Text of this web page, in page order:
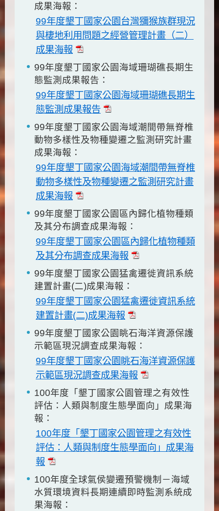
成果海報：
99年度墾丁國家公園台灣獼猴族群現況
與棲地利用問題之經營管理計畫（二）
成果海報
99年度墾丁國家公園海域珊瑚礁長期生
態監測成果報告：
99年度墾丁國家公園海域珊瑚礁長期生
態監測成果報告
99年度墾丁國家公園海域潮間帶無脊椎
動物多樣性及物種變遷之監測研究計畫
成果海報：
99年度墾丁國家公園海域潮間帶無脊椎
動物多樣性及物種變遷之監測研究計畫
成果海報
99年度墾丁國家公園區內歸化植物種類
及其分布調查成果海報：
99年度墾丁國家公園區內歸化植物種類
及其分布調查成果海報
99年度墾丁國家公園猛禽遷徙資訊系統
建置計畫(二)成果海報：
99年度墾丁國家公園猛禽遷徙資訊系統
建置計畫(二)成果海報
99年度墾丁國家公園眺石海洋資源保護
示範區現況調查成果海報：
99年度墾丁國家公園眺石海洋資源保護
示範區現況調查成果海報
100年度「墾丁國家公園管理之有效性
評估：人類與制度生態學面向」成果海
報：
100年度「墾丁國家公園管理之有效性
評估：人類與制度生態學面向」成果海
報
100年度全球氣侯變遷預警機制－海域
水質環境資料長期連續即時監測系統成
果海報：